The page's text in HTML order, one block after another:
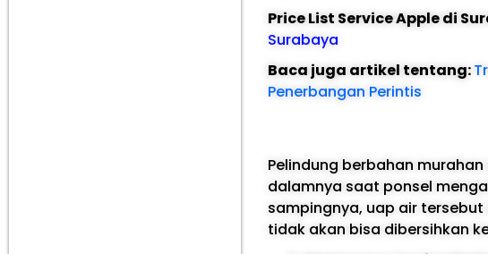
Price List Service Apple di
Surabaya
Baca juga artikel tentang:
Penerbangan Perintis
Pelindung berbahan
dalamnya saat ponsel
sampingnya, uap air
tidak akan bisa dibersihkan